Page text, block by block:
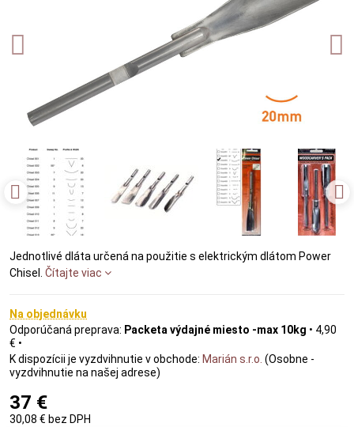
Jednotlivé dláta určená na použitie s elektrickým dlátom Power
Chisel. Čítajte viac
Na objednávku
Packeta výdajné miesto -max 10kg • 4,90
€ •
Marián s.r.o. (Osobne -
vyzdvihnutie na našej adrese)
37 €
30,08 € bez DPH